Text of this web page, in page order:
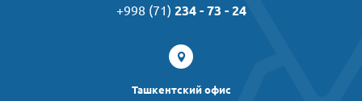
+998 (71) 234 - 73 - 24
Ташкентский офис